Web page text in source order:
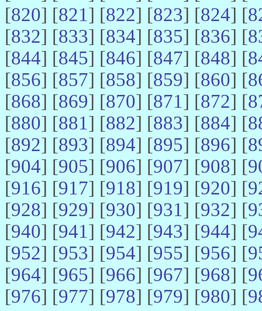
[820] [821] [822] [823] [824] [
[832] [833] [834] [835] [836] [
[844] [845] [846] [847] [848] [
[856] [857] [858] [859] [860] [
[868] [869] [870] [871] [872] [
[880] [881] [882] [883] [884] [
[892] [893] [894] [895] [896] [
[904] [905] [906] [907] [908] [
[916] [917] [918] [919] [920] [
[928] [929] [930] [931] [932] [
[940] [941] [942] [943] [944] [
[952] [953] [954] [955] [956] [
[964] [965] [966] [967] [968] [
[976] [977] [978] [979] [980] [